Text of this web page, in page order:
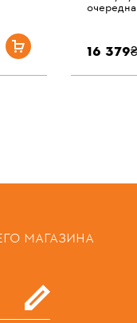
16 379₴
МАГАЗИНА